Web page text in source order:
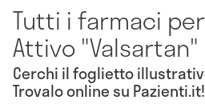
Tutti i farmaci
Attivo "Valsartan"
Cerchi il foglietto
Trovalo online su Pazienti.it!